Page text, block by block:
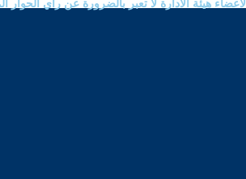
هيئة الادارة لا تعبر بالضرورة عن رأي الحوار